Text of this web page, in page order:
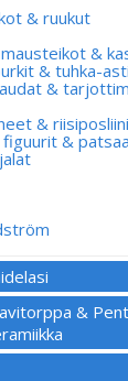
& ruukut
&
& tuhka-
&
&
figuurit &
&